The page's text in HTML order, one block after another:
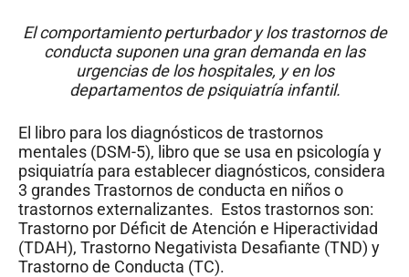
El comportamiento perturbador y los trastornos de
conducta suponen una gran demanda en las
urgencias de los hospitales, y en los
departamentos de psiquiatría infantil.
El libro para los diagnósticos de trastornos
mentales (DSM-5), libro que se usa en psicología y
psiquiatría para establecer diagnósticos, considera
3 grandes Trastornos de conducta en niños o
trastornos externalizantes. Estos trastornos son:
Trastorno por Déficit de Atención e Hiperactividad
(TDAH), Trastorno Negativista Desafiante (TND) y
Trastorno de Conducta (TC).